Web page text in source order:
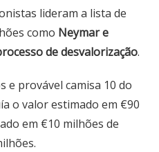
lideram a lista de
como Neymar e
de desvalorização.
e provável camisa 10 do
o valor estimado em €90
em €10 milhões de